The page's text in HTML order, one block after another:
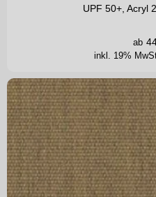
UPF 50+, Acryl
inkl. 19%
ab